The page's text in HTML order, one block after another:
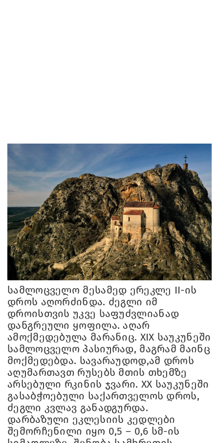
სამლოცველო მესამედ ერეკლე II-ის
დროს აღორძინდა. ძეგლი იმ
დროისთვის უკვე საფუძვლიანად
დანგრეული ყოფილა. აღარ
ამოქმედებულა მარანიც. XIX საუკუნეში
სამლოცველო პასიურად, მაგრამ მაინც
მოქმედებდა. სავარაუდოდ,ამ დროს
აღუმართავთ რუსებს მთის თხემზე
არსებული რკინის ჯვარი. XX საუკუნეში
გასაბჭოებული საქართველოს დროს,
ძეგლი კვლავ განადგურდა.
დარბაზული ეკლესიის კედლები
შემორჩენილი იყო 0,5 – 0,6 სმ-ის